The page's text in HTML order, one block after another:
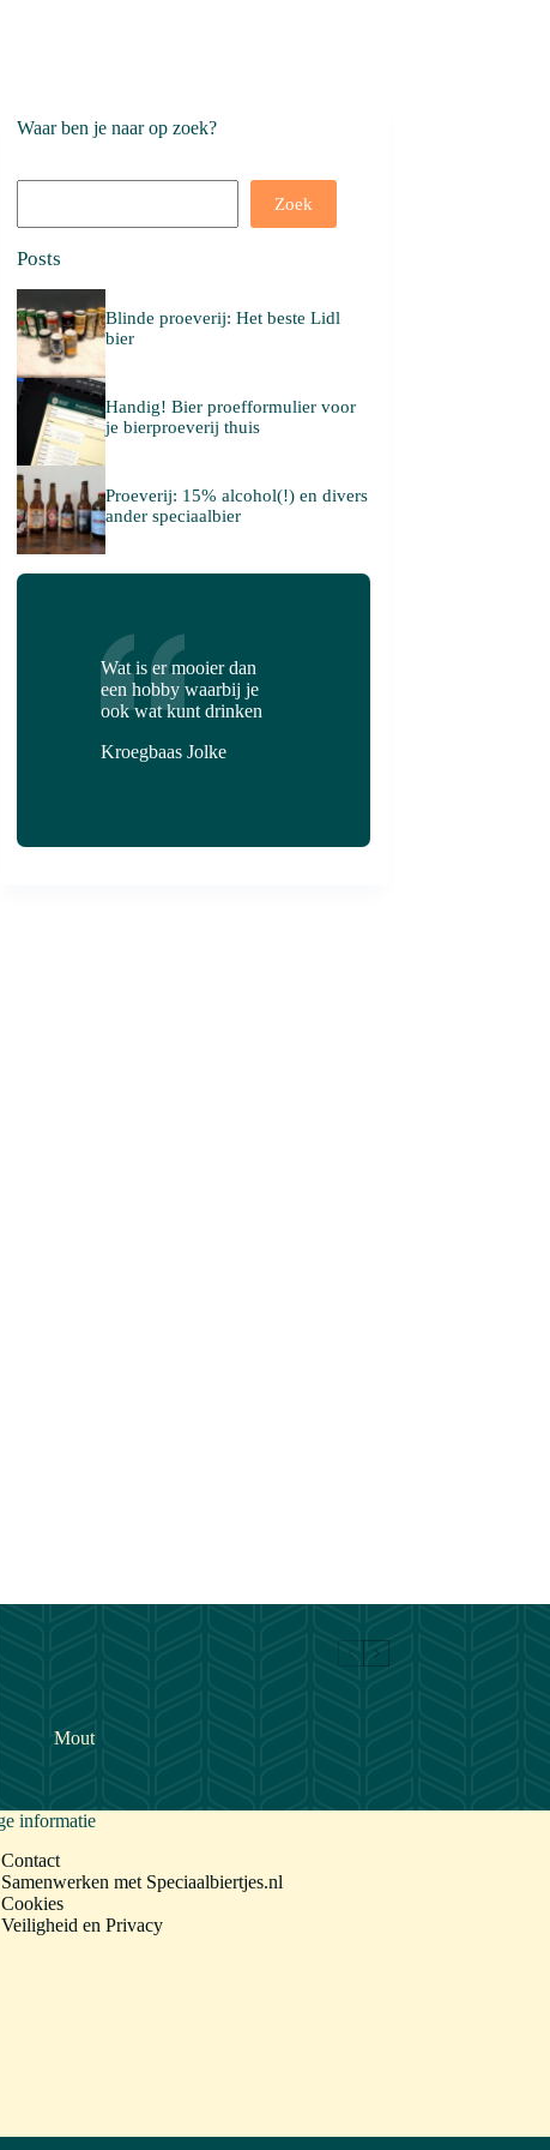
Waar ben je naar op zoek?
Zoek
Posts
Blinde proeverij: Het beste Lidl
bier
Handig! Bier proefformulier voor
je bierproeverij thuis
Proeverij: 15% alcohol(!) en divers
ander speciaalbier
Wat is er mooier dan
een hobby waarbij je
ook wat kunt drinken
Kroegbaas Jolke
Mout
informatie
Contact
Samenwerken met Speciaalbiertjes.nl
Cookies
Veiligheid en Privacy